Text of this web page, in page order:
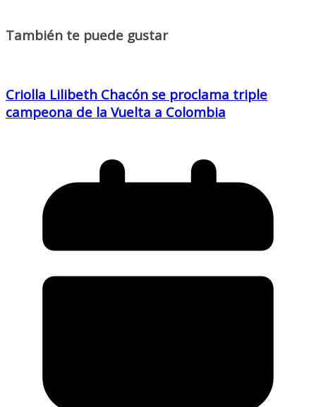
También te puede gustar
Criolla Lilibeth Chacón se proclama triple
campeona de la Vuelta a Colombia